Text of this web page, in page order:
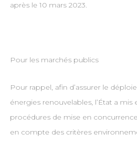
après le 10 mars 2023.
Pour les marchés publics
Pour rappel, afin d’assurer le
énergies renouvelables, l’État a mis
procédures de mise en
en compte des critères